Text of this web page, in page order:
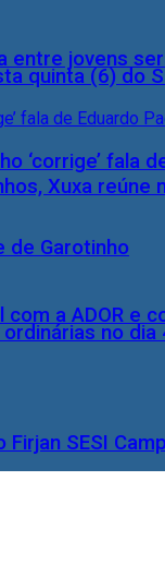
entre jovens
Xuxa
a ADOR e
SESI
quinta (6) do
‘corrige’ fala
de Garotinho
no